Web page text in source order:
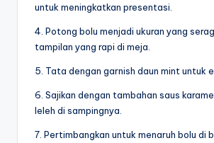
untuk meningkatkan presentasi.
4. Potong bolu menjadi ukuran yang
tampilan yang rapi di meja.
5. Tata dengan garnish daun mint untuk
6. Sajikan dengan tambahan saus
leleh di sampingnya.
7. Pertimbangkan untuk menaruh bolu di